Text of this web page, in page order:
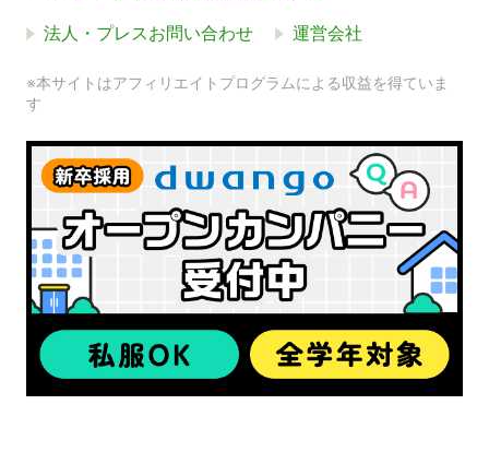
法人・プレスお問い合わせ 運営会社
※本サイトはアフィリエイトプログラムによる収益を得ていま
す